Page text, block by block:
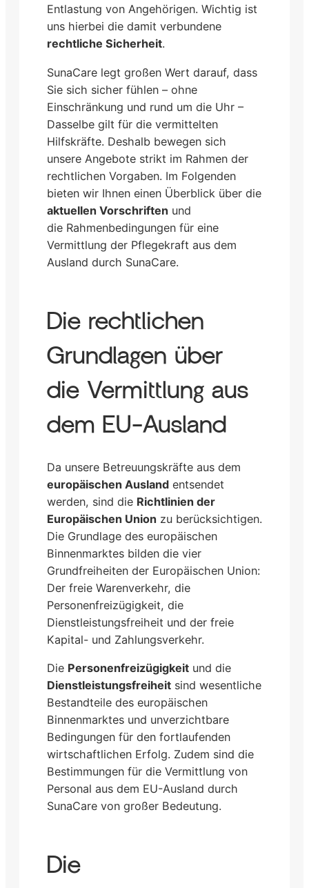
Entlastung von Angehörigen. Wichtig ist
uns hierbei die damit verbundene
rechtliche Sicherheit.
SunaCare legt großen Wert darauf, dass
Sie sich sicher fühlen – ohne
Einschränkung und rund um die Uhr –
Dasselbe gilt für die vermittelten
Hilfskräfte. Deshalb bewegen sich
unsere Angebote strikt im Rahmen der
rechtlichen Vorgaben. Im Folgenden
bieten wir Ihnen einen Überblick über die
aktuellen Vorschriften und
die Rahmenbedingungen für eine
Vermittlung der Pflegekraft aus dem
Ausland durch SunaCare.
Die rechtlichen
Grundlagen über
die Vermittlung aus
dem EU-Ausland
Da unsere Betreuungskräfte aus dem
europäischen Ausland entsendet
werden, sind die Richtlinien der
Europäischen Union zu berücksichtigen.
Die Grundlage des europäischen
Binnenmarktes bilden die vier
Grundfreiheiten der Europäischen Union:
Der freie Warenverkehr, die
Personenfreizügigkeit, die
Dienstleistungsfreiheit und der freie
Kapital- und Zahlungsverkehr.
Die Personenfreizügigkeit und die
Dienstleistungsfreiheit sind wesentliche
Bestandteile des europäischen
Binnenmarktes und unverzichtbare
Bedingungen für den fortlaufenden
wirtschaftlichen Erfolg. Zudem sind die
Bestimmungen für die Vermittlung von
Personal aus dem EU-Ausland durch
SunaCare von großer Bedeutung.
Die